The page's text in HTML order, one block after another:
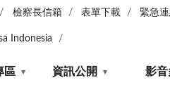
檢察長信箱 表單下載 緊急
Indonesia
區 資訊公開 影音